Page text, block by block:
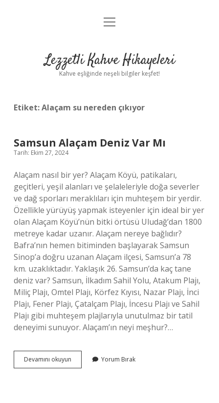
Anasayfa
Yasal Uyarı
menüyü
Lezzetli Kahve Hikayeleri
Kahve eşliğinde neşeli bilgiler keşfet!
Etiket:Alaçam su nereden çıkıyor
Samsun Alaçam Deniz Var Mı
Tarih: Ekim 27, 2024
Alaçam nasıl bir yer? Alaçam Köyü, patikaları,
geçitleri, yeşil alanları ve şelaleleriyle doğa severler
ve dağ sporları meraklıları için muhteşem bir yerdir.
Özellikle yürüyüş yapmak isteyenler için ideal bir yer
olan Alaçam Köyü’nün bitki örtüsü Uludağ’dan 1800
metreye kadar uzanır. Alaçam nereye bağlıdır?
Bafra’nın hemen bitiminden başlayarak Samsun
Sinop’a doğru uzanan Alaçam ilçesi, Samsun’a 78
km. uzaklıktadır. Yaklaşık 26. Samsun’da kaç tane
deniz var? Samsun, İlkadım Sahil Yolu, Atakum Plajı,
Miliç Plajı, Omtel Plajı, Körfez Kıyısı, Nazar Plajı, İnci
Plajı, Fener Plajı, Çatalçam Plajı, İncesu Plajı ve Sahil
Plajı gibi muhteşem plajlarıyla unutulmaz bir tatil
deneyimi sunuyor. Alaçam’ın neyi meşhur?…
Devamını okuyun
Alaçam
Yorum Bırak